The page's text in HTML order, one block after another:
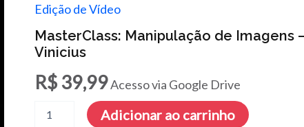
Edição de Vídeo
MasterClass: Manipulação de Imagens
Vinicius
R$39,99Acesso via Google Drive
MasterClass:
Manipulação
Adicionar ao carrinho